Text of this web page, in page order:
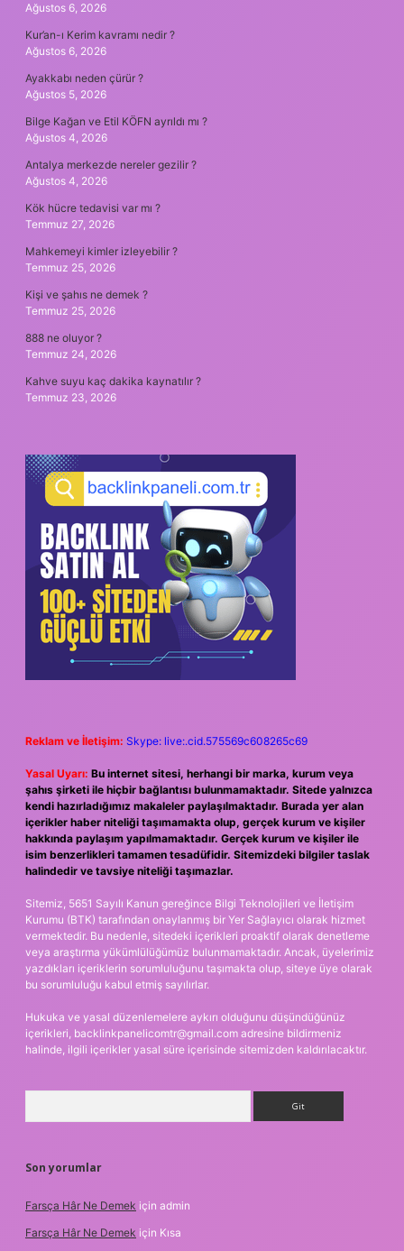
Ağustos 6, 2026
Kur’an-ı Kerim kavramı nedir ?
Ağustos 6, 2026
Ayakkabı neden çürür ?
Ağustos 5, 2026
Bilge Kağan ve Etil KÖFN ayrıldı mı ?
Ağustos 4, 2026
Antalya merkezde nereler gezilir ?
Ağustos 4, 2026
Kök hücre tedavisi var mı ?
Temmuz 27, 2026
Mahkemeyi kimler izleyebilir ?
Temmuz 25, 2026
Kişi ve şahıs ne demek ?
Temmuz 25, 2026
888 ne oluyor ?
Temmuz 24, 2026
Kahve suyu kaç dakika kaynatılır ?
Temmuz 23, 2026
Reklam ve İletişim: Skype: live:.cid.575569c608265c69
Yasal Uyarı: Bu internet sitesi, herhangi bir marka, kurum veya
şahıs şirketi ile hiçbir bağlantısı bulunmamaktadır. Sitede yalnızca
kendi hazırladığımız makaleler paylaşılmaktadır. Burada yer alan
içerikler haber niteliği taşımamakta olup, gerçek kurum ve kişiler
hakkında paylaşım yapılmamaktadır. Gerçek kurum ve kişiler ile
isim benzerlikleri tamamen tesadüfidir. Sitemizdeki bilgiler taslak
halindedir ve tavsiye niteliği taşımazlar.
Sitemiz, 5651 Sayılı Kanun gereğince Bilgi Teknolojileri ve İletişim
Kurumu (BTK) tarafından onaylanmış bir Yer Sağlayıcı olarak hizmet
vermektedir. Bu nedenle, sitedeki içerikleri proaktif olarak denetleme
veya araştırma yükümlülüğümüz bulunmamaktadır. Ancak, üyelerimiz
yazdıkları içeriklerin sorumluluğunu taşımakta olup, siteye üye olarak
bu sorumluluğu kabul etmiş sayılırlar.
Hukuka ve yasal düzenlemelere aykırı olduğunu düşündüğünüz
içerikleri, backlinkpanelicomtr@gmail.com adresine bildirmeniz
halinde, ilgili içerikler yasal süre içerisinde sitemizden kaldırılacaktır.
Son yorumlar
Farsça Hâr Ne Demek için admin
Farsça Hâr Ne Demek için Kısa